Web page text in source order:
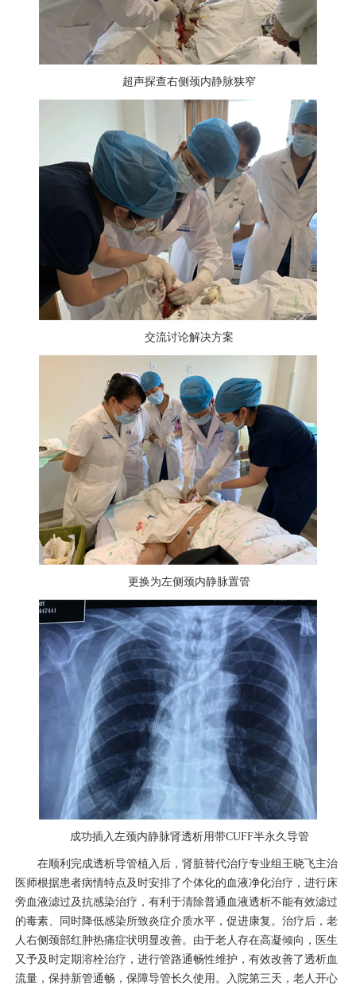
超声探查右侧颈内静脉狭窄
交流讨论解决方案
更换为左侧颈内静脉置管
成功插入左颈内静脉肾透析用带CUFF半永久导管
在顺利完成透析导管植入后，肾脏替代治疗专业组王晓飞主治
医师根据患者病情特点及时安排了个体化的血液净化治疗，进行床
旁血液滤过及抗感染治疗，有利于清除普通血液透析不能有效滤过
的毒素、同时降低感染所致炎症介质水平，促进康复。治疗后，老
人右侧颈部红肿热痛症状明显改善。由于老人存在高凝倾向，医生
又予及时定期溶栓治疗，进行管路通畅性维护，有效改善了透析血
流量，保持新管通畅，保障导管长久使用。入院第三天，老人开心